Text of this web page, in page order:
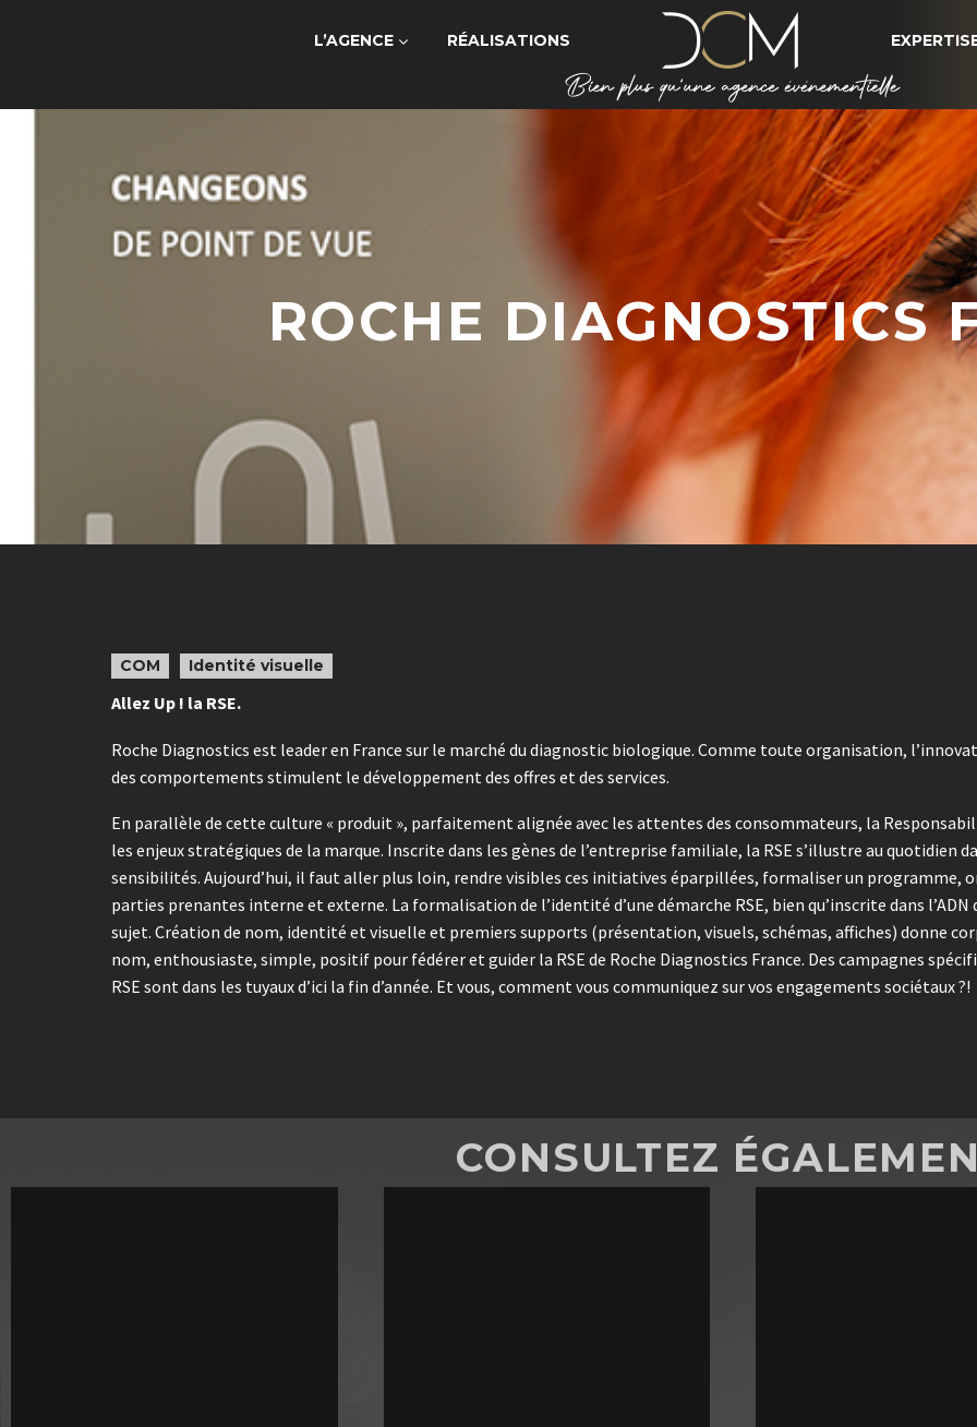
L’AGENCE RÉALISATIONS
ROCHE DIAGNOSTICS
COM Identité visuelle
Allez Up ! la RSE.
Roche Diagnostics est leader en France sur le marché du diagnostic biologique. Comme toute organisation,
des comportements stimulent le développement des offres et des services.
En parallèle de cette culture « produit », parfaitement alignée avec les attentes des consommateurs, la
les enjeux stratégiques de la marque. Inscrite dans les gènes de l’entreprise familiale, la RSE s’illustre au quotidien
sensibilités. Aujourd’hui, il faut aller plus loin, rendre visibles ces initiatives éparpillées, formaliser un programme,
parties prenantes interne et externe. La formalisation de l’identité d’une démarche RSE, bien qu’inscrite dans
sujet. Création de nom, identité et visuelle et premiers supports (présentation, visuels, schémas, affiches) donne
nom, enthousiaste, simple, positif pour fédérer et guider la RSE de Roche Diagnostics France. Des campagnes
RSE sont dans les tuyaux d’ici la fin d’année. Et vous, comment vous communiquez sur vos engagements sociétaux ?!
CONSULTEZ